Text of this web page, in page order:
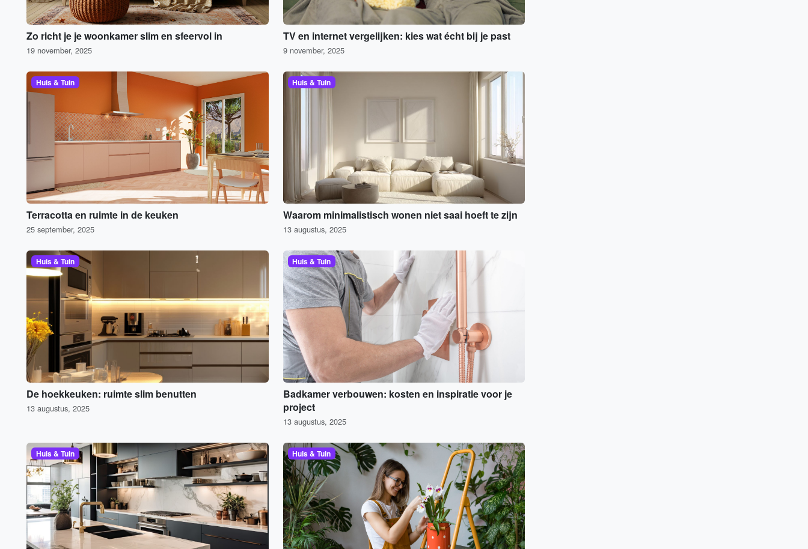
Zo richt je je woonkamer slim en sfeervol in
19 november, 2025
TV en internet vergelijken: kies wat écht bij je past
9 november, 2025
Huis & Tuin
Terracotta en ruimte in de keuken
25 september, 2025
Huis & Tuin
Waarom minimalistisch wonen niet saai hoeft te zijn
13 augustus, 2025
Huis & Tuin
De hoekkeuken: ruimte slim benutten
13 augustus, 2025
Huis & Tuin
Badkamer verbouwen: kosten en inspiratie voor je
project
13 augustus, 2025
Huis & Tuin Huis & Tuin